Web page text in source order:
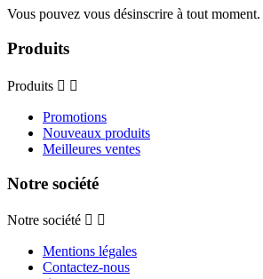
Vous pouvez vous désinscrire à tout
Produits
Produits  
Promotions
Nouveaux produits
Meilleures ventes
Notre société
Notre société  
Mentions légales
Contactez-nous